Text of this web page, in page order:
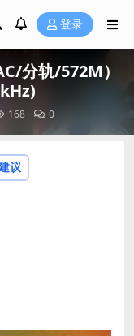
登录
分轨/572M）
168 0
议